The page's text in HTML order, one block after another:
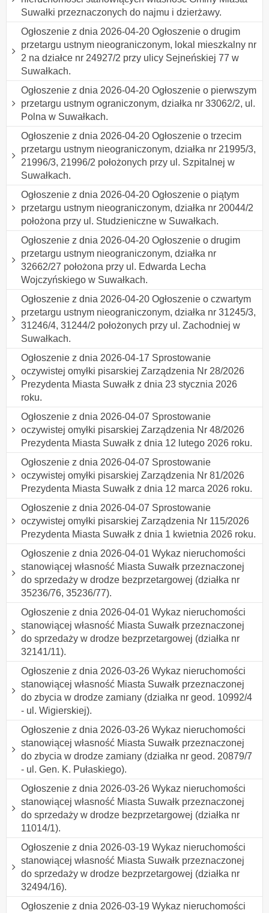
Suwałki przeznaczonych do najmu i dzierżawy.
Ogłoszenie z dnia 2026-04-20 Ogłoszenie o drugim
przetargu ustnym nieograniczonym, lokal mieszkalny nr
2 na działce nr 24927/2 przy ulicy Sejneńskiej 77 w
Suwałkach.
Ogłoszenie z dnia 2026-04-20 Ogłoszenie o pierwszym
przetargu ustnym ograniczonym, działka nr 33062/2, ul.
Polna w Suwałkach.
Ogłoszenie z dnia 2026-04-20 Ogłoszenie o trzecim
przetargu ustnym nieograniczonym, działka nr 21995/3,
21996/3, 21996/2 położonych przy ul. Szpitalnej w
Suwałkach.
Ogłoszenie z dnia 2026-04-20 Ogłoszenie o piątym
przetargu ustnym nieograniczonym, działka nr 20044/2
położona przy ul. Studzieniczne w Suwałkach.
Ogłoszenie z dnia 2026-04-20 Ogłoszenie o drugim
przetargu ustnym nieograniczonym, działka nr
32662/27 położona przy ul. Edwarda Lecha
Wojczyńskiego w Suwałkach.
Ogłoszenie z dnia 2026-04-20 Ogłoszenie o czwartym
przetargu ustnym nieograniczonym, działka nr 31245/3,
31246/4, 31244/2 położonych przy ul. Zachodniej w
Suwałkach.
Ogłoszenie z dnia 2026-04-17 Sprostowanie
oczywistej omyłki pisarskiej Zarządzenia Nr 28/2026
Prezydenta Miasta Suwałk z dnia 23 stycznia 2026
roku.
Ogłoszenie z dnia 2026-04-07 Sprostowanie
oczywistej omyłki pisarskiej Zarządzenia Nr 48/2026
Prezydenta Miasta Suwałk z dnia 12 lutego 2026 roku.
Ogłoszenie z dnia 2026-04-07 Sprostowanie
oczywistej omyłki pisarskiej Zarządzenia Nr 81/2026
Prezydenta Miasta Suwałk z dnia 12 marca 2026 roku.
Ogłoszenie z dnia 2026-04-07 Sprostowanie
oczywistej omyłki pisarskiej Zarządzenia Nr 115/2026
Prezydenta Miasta Suwałk z dnia 1 kwietnia 2026 roku.
Ogłoszenie z dnia 2026-04-01 Wykaz nieruchomości
stanowiącej własność Miasta Suwałk przeznaczonej
do sprzedaży w drodze bezprzetargowej (działka nr
35236/76, 35236/77).
Ogłoszenie z dnia 2026-04-01 Wykaz nieruchomości
stanowiącej własność Miasta Suwałk przeznaczonej
do sprzedaży w drodze bezprzetargowej (działka nr
32141/11).
Ogłoszenie z dnia 2026-03-26 Wykaz nieruchomości
stanowiącej własność Miasta Suwałk przeznaczonej
do zbycia w drodze zamiany (działka nr geod. 10992/4
- ul. Wigierskiej).
Ogłoszenie z dnia 2026-03-26 Wykaz nieruchomości
stanowiącej własność Miasta Suwałk przeznaczonej
do zbycia w drodze zamiany (działka nr geod. 20879/7
- ul. Gen. K. Pułaskiego).
Ogłoszenie z dnia 2026-03-26 Wykaz nieruchomości
stanowiącej własność Miasta Suwałk przeznaczonej
do sprzedaży w drodze bezprzetargowej (działka nr
11014/1).
Ogłoszenie z dnia 2026-03-19 Wykaz nieruchomości
stanowiącej własność Miasta Suwałk przeznaczonej
do sprzedaży w drodze bezprzetargowej (działka nr
32494/16).
Ogłoszenie z dnia 2026-03-19 Wykaz nieruchomości